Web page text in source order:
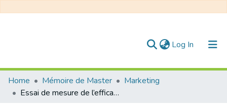
Log In (current)
Communities & Collections
All of DSpace
Home Mémoire de Master
Marketing
Essai de mesure de l’efficacité de la publicité sur le réseau social Facebook Étude de cas : Batolis